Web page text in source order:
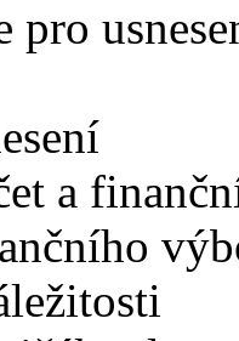
pro
a